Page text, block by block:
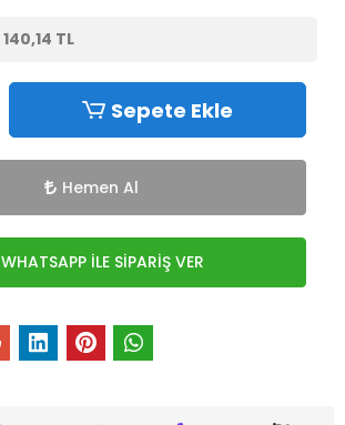
140,14 TL
Sepete Ekle
Hemen Al
WHATSAPP İLE SİPARİŞ VER